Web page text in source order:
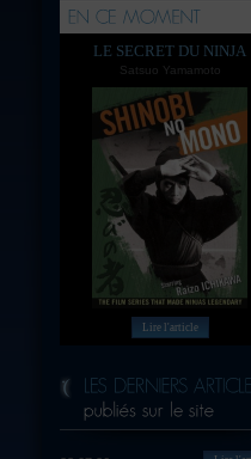
LE SECRET DU NINJA
Satsuo Yamamoto
Lire l'article